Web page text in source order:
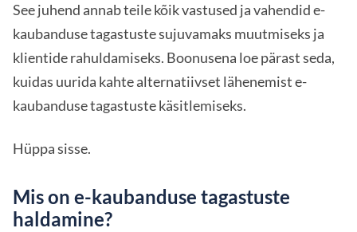
See juhend annab teile kõik vastused ja vahendid e-
kaubanduse tagastuste sujuvamaks muutmiseks ja
klientide rahuldamiseks. Boonusena loe pärast seda,
kuidas uurida kahte alternatiivset lähenemist e-
kaubanduse tagastuste käsitlemiseks.
Hüppa sisse.
Mis on e-kaubanduse tagastuste
haldamine?